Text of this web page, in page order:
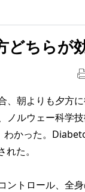
どちらが
、朝よりも夕方
ノルウェー科学
かった。
た。
ントロール、全